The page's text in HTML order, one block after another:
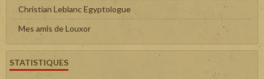
Christian Leblanc Egyptologue
Mes amis de Louxor
STATISTIQUES